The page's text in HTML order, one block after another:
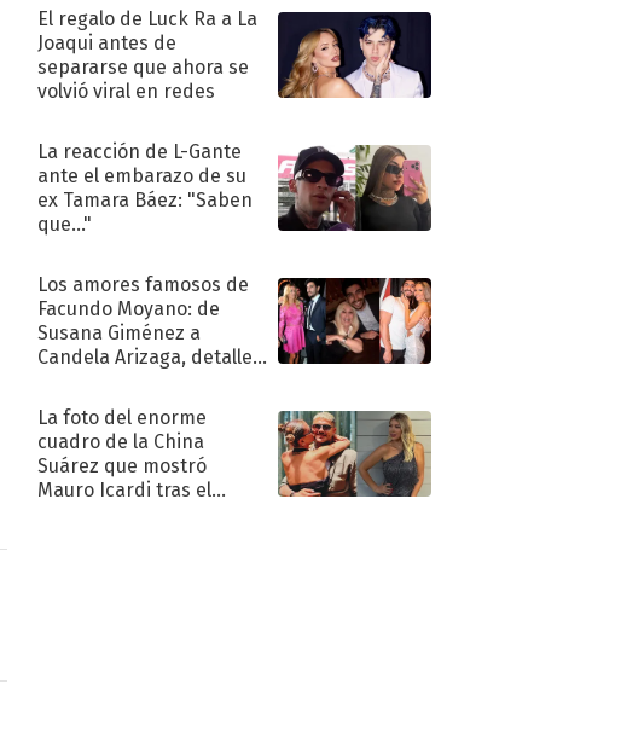
El regalo de Luck Ra a La
Joaqui antes de
separarse que ahora se
volvió viral en redes
La reacción de L-Gante
ante el embarazo de su
ex Tamara Báez: "Saben
que..."
Los amores famosos de
Facundo Moyano: de
Susana Giménez a
Candela Arizaga, detalles
sentimental
La foto del enorme
cuadro de la China
Suárez que mostró
Mauro Icardi tras el